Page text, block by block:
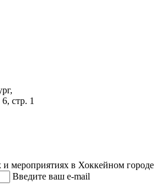
стр. 1
и мероприятиях в Хоккейном городе
Введите ваш e-mail